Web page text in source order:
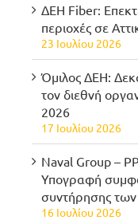
ΔΕΗ Fiber:
περιοχές σε
23 Ιουλίου 2026
Όμιλος ΔΕΗ:
τον διεθνή
2026
17 Ιουλίου 2026
Naval Group –
Υπογραφή
συντήρησης
16 Ιουλίου 2026